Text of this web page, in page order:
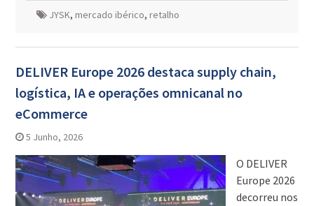
JYSK, mercado ibérico, retalho
DELIVER Europe 2026 destaca supply chain,
logística, IA e operações omnicanal no
eCommerce
5 Junho, 2026
O DELIVER
Europe 2026
decorreu nos